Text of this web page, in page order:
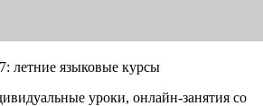
летние языковые курсы
уроки, онлайн-занятия со